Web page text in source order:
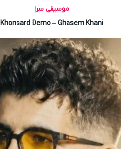
موسیقی سرا
Khonsard Demo –Ghasem Khani